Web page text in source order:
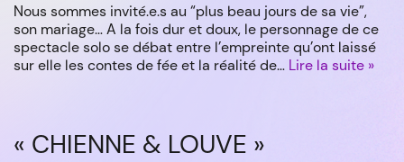
Nous sommes invité.e.s au “plus beau jours de sa vie”,
son mariage… A la fois dur et doux, le personnage de ce
spectacle solo se débat entre l’empreinte qu’ont laissé
sur elle les contes de fée et la réalité de… Lire la suite »
« CHIENNE & LOUVE »